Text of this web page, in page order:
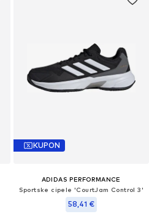
KUPON
ADIDAS PERFORMANCE
Sportske cipele 'CourtJam Control 3'
58,41 €